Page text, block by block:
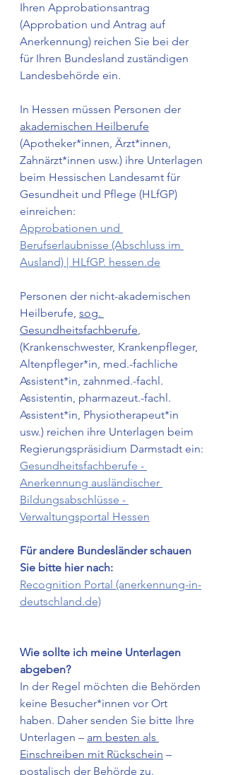
Ihren Approbationsantrag
(Approbation und Antrag auf
Anerkennung) reichen Sie bei der
für Ihren Bundesland zuständigen
Landesbehörde ein.
In Hessen müssen Personen der
akademischen Heilberufe
(Apotheker*innen, Ärzt*innen,
Zahnärzt*innen usw.) ihre Unterlagen
beim Hessischen Landesamt für
Gesundheit und Pflege (HLfGP)
einreichen:
Approbationen und
Berufserlaubnisse (Abschluss im
Ausland) | HLfGP. hessen.de
Personen der nicht-akademischen
Heilberufe, sog.
Gesundheitsfachberufe,
(Krankenschwester, Krankenpfleger,
Altenpfleger*in, med.-fachliche
Assistent*in, zahnmed.-fachl.
Assistentin, pharmazeut.-fachl.
Assistent*in, Physiotherapeut*in
usw.) reichen ihre Unterlagen beim
Regierungspräsidium Darmstadt ein:
Gesundheitsfachberufe -
Anerkennung ausländischer
Bildungsabschlüsse -
Verwaltungsportal Hessen
Für andere Bundesländer schauen
Sie bitte hier nach:
Recognition Portal (anerkennung-in-
deutschland.de)
Wie sollte ich meine Unterlagen
abgeben?
In der Regel möchten die Behörden
keine Besucher*innen vor Ort
haben. Daher senden Sie bitte Ihre
Unterlagen – am besten als
Einschreiben mit Rückschein –
postalisch der Behörde zu.